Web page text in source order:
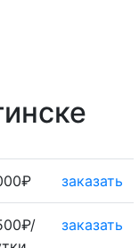
заказать
заказать